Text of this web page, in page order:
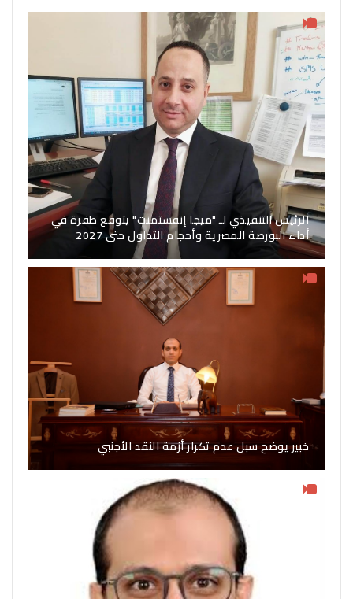
الرئيس التنفيذي لـ "ميجا إنفستمنت" يتوقع طفرة في
أداء البورصة المصرية وأحجام التداول حتى 2027
خبير يوضح سبل عدم تكرار أزمة النقد الأجنبي